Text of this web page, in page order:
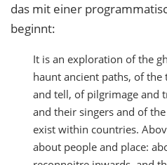
das mit einer
beginnt:
It is an exploration of the
haunt ancient paths, of the
and tell, of pilgrimage and
and their singers and of
exist within countries.
about people and place: